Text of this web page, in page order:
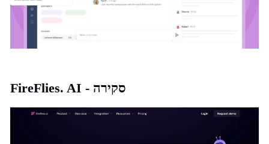
FireFlies. AI - סקירה